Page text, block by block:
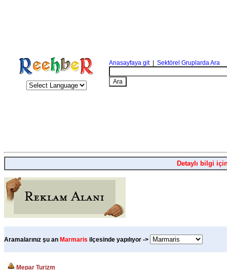
Anasayfaya git| Sektörel Gruplarda Ara
Detaylı bilgi
Aramalarınız şu an Marmaris ilçesinde yapılıyor ->
Mepar Turizm